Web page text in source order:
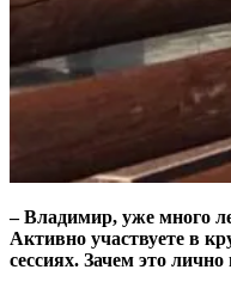
– Владимир, уже много
Активно участвуете в
сессиях. Зачем это лично